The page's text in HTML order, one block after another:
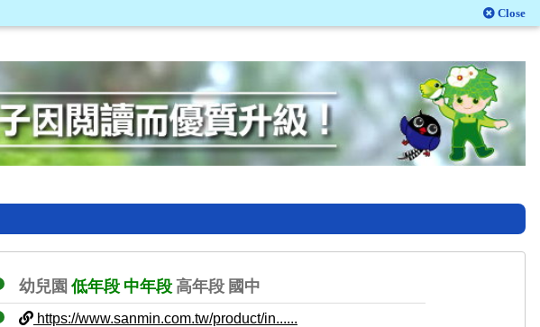
Close
幼兒園 低年段 中年段 高年段 國中
https://www.sanmin.com.tw/product/in......